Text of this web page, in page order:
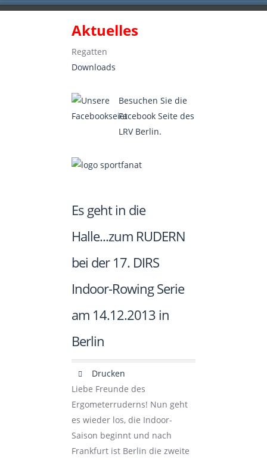
Landesruderverband Berlin e.V.
Aktuelles
Regatten
Downloads
Besuchen Sie die
Facebook Seite des
LRV Berlin.
Es geht in die
Halle...zum RUDERN
bei der 17. DIRS
Indoor-Rowing Serie
am 14.12.2013 in
Berlin
Drucken
Liebe Freunde des
Ergometerruderns! Nun geht
es wieder los, die Indoor-
Saison beginnt und nach
Frankfurt ist Berlin die zweite